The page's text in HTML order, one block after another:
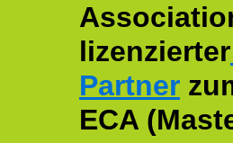
lizenzierter
Partner
ECA